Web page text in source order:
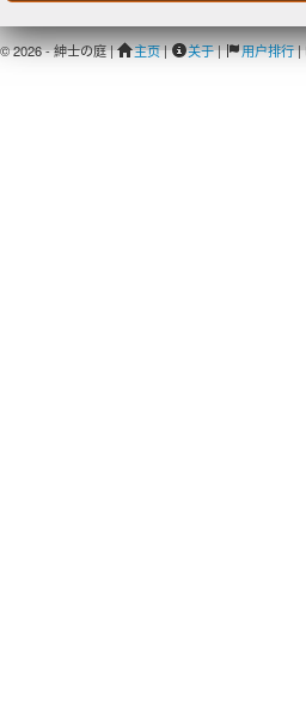
© 2026 - 紳士の庭 | 主页| 关于| 用户排行|